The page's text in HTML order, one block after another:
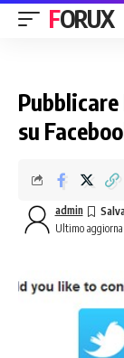
FORUX
su
Ultimo
admin